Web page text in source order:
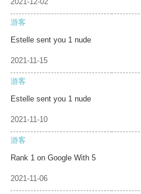
游客
Estelle sent you 1 nude
2021-11-15
游客
Estelle sent you 1 nude
2021-11-10
游客
Rank 1 on Google With 5
2021-11-06